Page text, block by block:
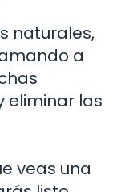
naturales,
a
eliminar las
veas una